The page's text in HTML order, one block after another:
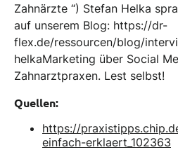
Zahnärzte “) Stefan Helka
auf unserem Blog: https://dr-
flex.de/ressourcen/blog/
helkaMarketing über Social
Zahnarztpraxen. Lest selbst!
Quellen:
https://
einfach-erklaert_102363